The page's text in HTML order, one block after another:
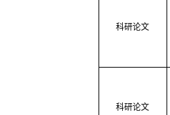
科研论文
科研论文